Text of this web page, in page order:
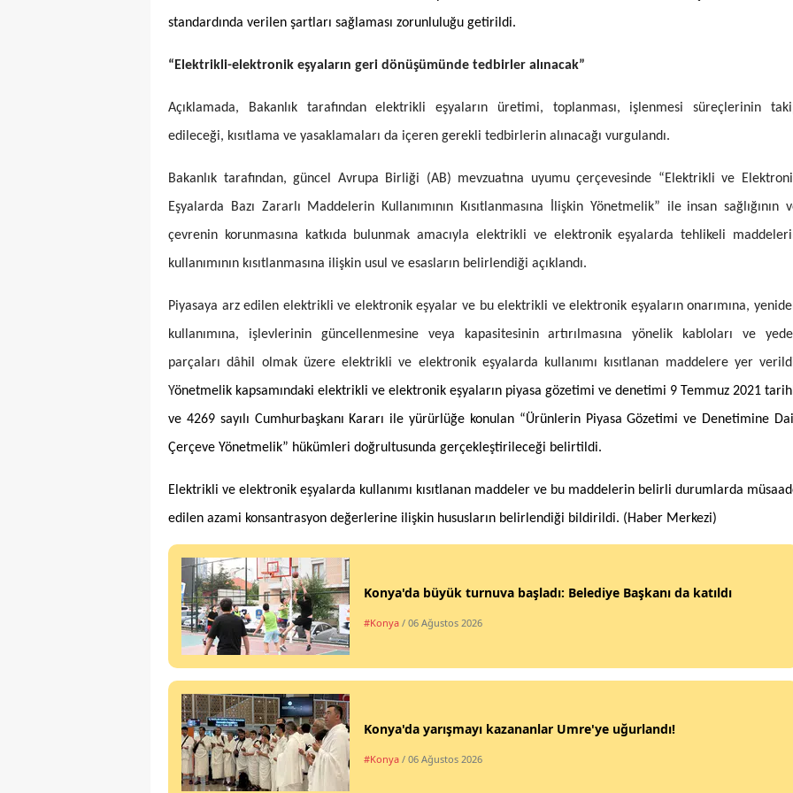
Aksaray
Bayburt
Karaman
Kırıkkale
Ardahan
Iğdır
Osmaniye
standardında verilen şartları sağlaması zorunluluğu getirildi.
“Elektrikli-elektronik eşyaların geri dönüşümünde tedbirler alınacak”
Açıklamada, Bakanlık tarafından elektrikli eşyaların üretimi, toplanması, işlenmesi süreçlerinin
edileceği, kısıtlama ve yasaklamaları da içeren gerekli tedbirlerin alınacağı vurgulandı.
Bakanlık tarafından,güncel Avrupa Birliği (AB) mevzuatına uyumu çerçevesinde “Elektrikli ve
Eşyalarda Bazı Zararlı Maddelerin Kullanımının Kısıtlanmasına İlişkin Yönetmelik” ile insan sağlığının
çevrenin korunmasına katkıda bulunmak amacıyla elektrikli ve elektronik eşyalarda tehlikeli
kullanımının kısıtlanmasına ilişkin usul ve esasların belirlendiği açıklandı.
Piyasaya arz edilen elektrikli ve elektronik eşyalar ve bu elektrikli ve elektronik eşyaların onarımına,
kullanımına, işlevlerinin güncellenmesine veya kapasitesinin artırılmasına yönelik kabloları ve
parçaları dâhil olmak üzere elektrikli ve elektronik eşyalarda kullanımı kısıtlanan maddelere yer
Yönetmelik kapsamındaki elektrikli ve elektronik eşyaların piyasa gözetimi ve denetimi 9 Temmuz 2021
ve 4269 sayılı Cumhurbaşkanı Kararı ile yürürlüğe konulan “Ürünlerin Piyasa Gözetimi ve Denetimine
Çerçeve Yönetmelik” hükümleri doğrultusunda gerçekleştirileceği belirtildi.
Elektrikli ve elektronik eşyalarda kullanımı kısıtlanan maddeler ve bu maddelerin belirli durumlarda
edilen azami konsantrasyon değerlerine ilişkin hususların belirlendiği bildirildi. (Haber Merkezi)
Konya'da büyük turnuva başladı: Belediye Başkanı da katıldı
#Konya / 06 Ağustos 2026
Konya'da yarışmayı kazananlar Umre'ye uğurlandı!
#Konya / 06 Ağustos 2026